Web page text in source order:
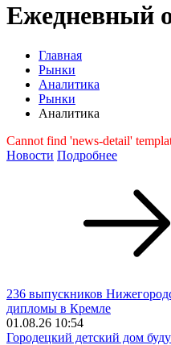
Ежедневный
Главная
Рынки
Аналитика
Рынки
Аналитика
Cannot find 'news-detail'
Новости Подробнее
236 выпускников
дипломы в Кремле
01.08.26 10:54
Городецкий детский дом